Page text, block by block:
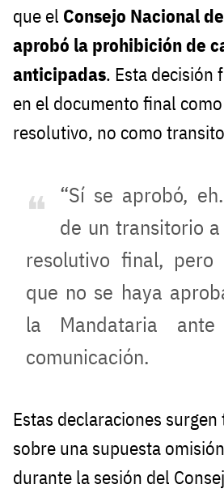
que el Consejo Nacional
aprobó la prohibición de
anticipadas. Esta decisión
en el documento final
resolutivo, no como
“Sí se aprobó,
de un transitorio
resolutivo final,
que no se haya
la Mandataria
comunicación.
Estas declaraciones
sobre una supuesta
durante la sesión del